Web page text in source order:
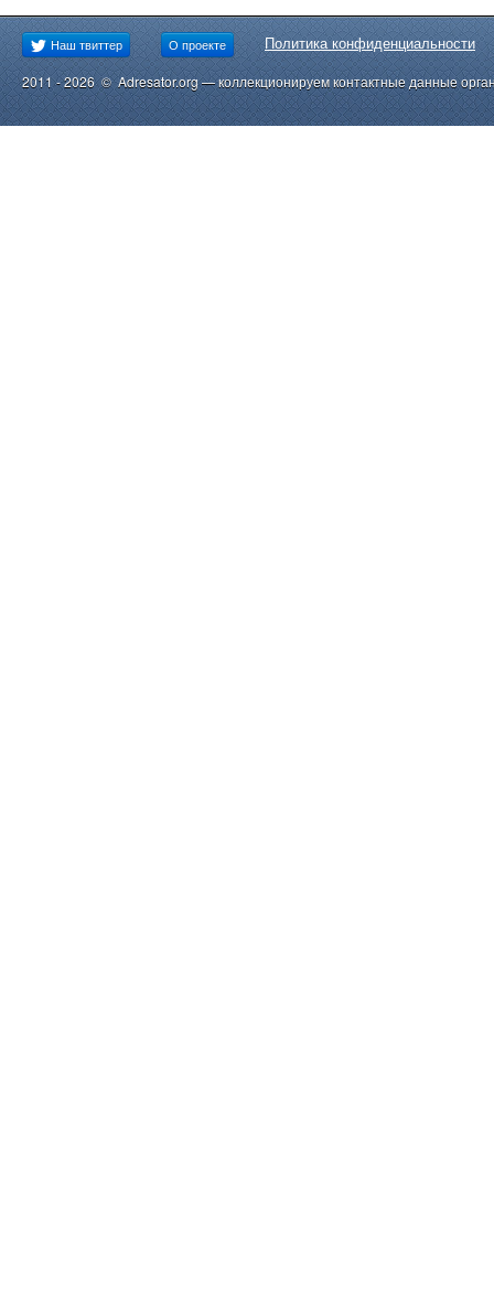
Наш твиттер О проекте Политика конфиденциальности
2011 - 2026 © Adresator.org — коллекционируем контактные данные